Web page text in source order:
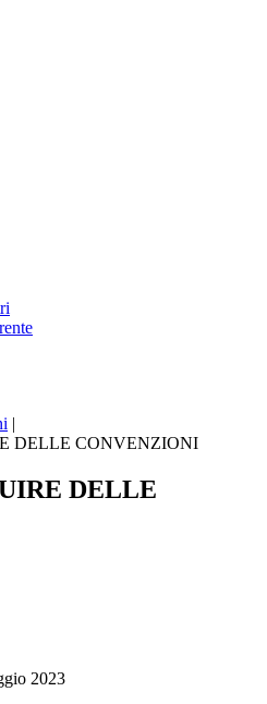
|
DELLE CONVENZIONI
DELLE
2023